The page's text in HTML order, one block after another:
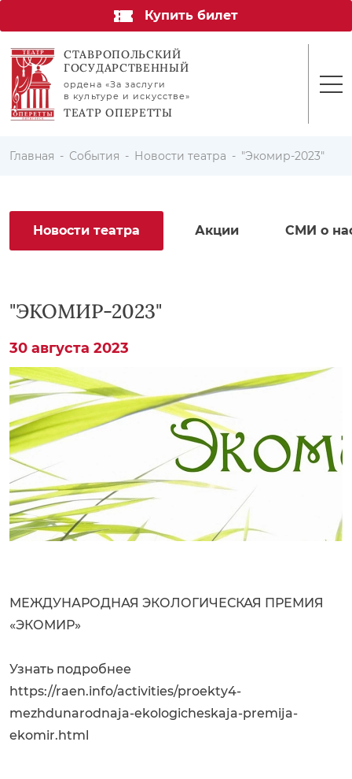
Купить билет
СТАВРОПОЛЬСКИЙ
ГОСУДАРСТВЕННЫЙ
ордена «За заслуги
в культуре и искусстве»
ТЕАТР ОПЕРЕТТЫ
Главная События Новости театра "Экомир-2023"
Новости театра Акции СМИ о
"ЭКОМИР-2023"
30 августа 2023
МЕЖДУНАРОДНАЯ ЭКОЛОГИЧЕСКАЯ ПРЕМИЯ
«ЭКОМИР»
Узнать подробнее
https://raen.info/activities/proekty4-
mezhdunarodnaja-ekologicheskaja-premija-
ekomir.html